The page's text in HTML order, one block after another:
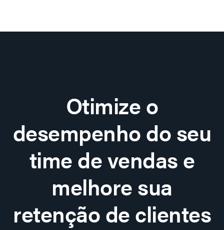
Otimize o
desempenho do seu
time de vendas e
melhore sua
retenção de clientes